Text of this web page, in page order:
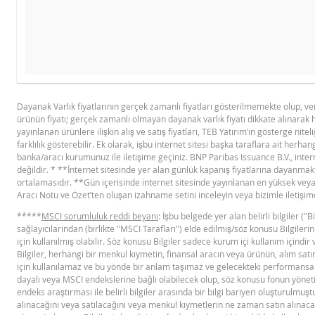
İHRAÇÇI BILGI DOKÜMANI
BNPP IHRACCI BILGI DOKUMANI (24
ŞUBAT 2026)
YASAL DOKÜMANLAR
BNPP SPK ONAYLI OZET (24 SUBAT
2026 IHRACI)
BNPP SPK ONAYLI SERMAYE PIYASASI
ARACI NOTU (24 SUBAT 2026 IHRACI)
3..
GÖSTERGE FIYAT TABLOSU
Gösterge fiyat hesaplanamadı.
Dayanak Varlık fiyatlarının gerçek zamanlı fiyatları gösterilmemekte olup,
ürünün fiyatı; gerçek zamanlı olmayan dayanak varlık fiyatı dikkate
yayınlanan ürünlere ilişkin alış ve satış fiyatları, TEB Yatırım’ın gösterge
farklılık gösterebilir. Ek olarak, işbu internet sitesi başka taraflara ait
banka/aracı kurumunuz ile iletişime geçiniz. BNP Paribas Issuance B.V.,
değildir. * **İnternet sitesinde yer alan günlük kapanış fiyatlarına
ortalamasıdır. **Gün içerisinde internet sitesinde yayınlanan en yüksek
Aracı Notu ve Özet’ten oluşan izahname setini inceleyin veya bizimle
*****MSCI sorumluluk reddi beyanı: İşbu belgede yer alan belirli bilgiler
sağlayıcılarından (birlikte "MSCI Tarafları") elde edilmiş/söz konusu
için kullanılmış olabilir. Söz konusu Bilgiler sadece kurum içi kullanım
Bilgiler, herhangi bir menkul kıymetin, finansal aracın veya ürünün, alım
için kullanılamaz ve bu yönde bir anlam taşımaz ve gelecekteki
dayalı veya MSCI endekslerine bağlı olabilecek olup, söz konusu fonun
endeks araştırması ile belirli bilgiler arasında bir bilgi bariyeri
alınacağını veya satılacağını veya menkul kıymetlerin ne zaman satın